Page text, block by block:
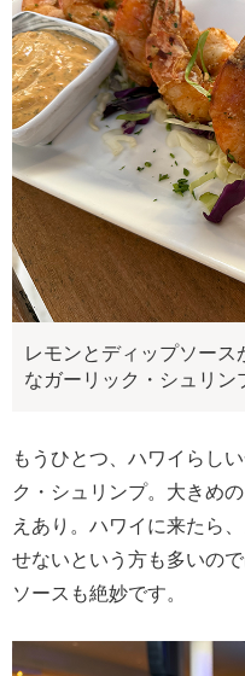
レモンとディップソー
なガーリック・シュリン
もうひとつ、ハワイらし
ク・シュリンプ。大きめ
えあり。ハワイに来たら
せないという方も多いの
ソースも絶妙です。